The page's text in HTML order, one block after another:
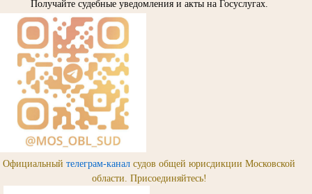
Получайте судебные уведомления и акты на Госуслугах.
Официальный телеграм-канал судов общей юрисдикции Московской
области. Присоединяйтесь!